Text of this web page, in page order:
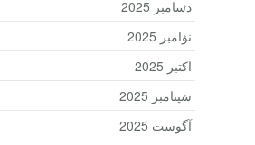
دسامبر 2025
نوامبر 2025
اکتبر 2025
سپتامبر 2025
آگوست 2025